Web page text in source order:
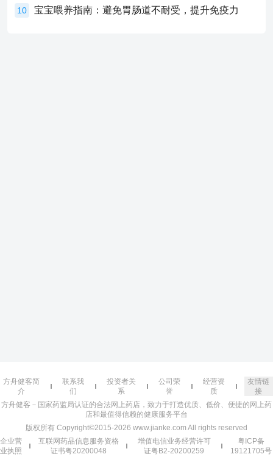
10 宝宝喂养指南：避免胃肠道不耐受，提升免疫力
方舟健客简
介
联系我
们
投资者关
系
公司荣
誉
经营资
质
友情链
接
方舟健客－国家药监局认证的合法网上药店，致力于打造优质、低价、便捷的网上药
店和最值得信赖的健康服务平台
版权所有 Copyright©2015-2026 www.jianke.com All rights reserved
企业营
业执照
互联网药品信息服务资格
证书粤20200048
增值电信业务经营许可
证粤B2-20200259
粤ICP备
19121705号